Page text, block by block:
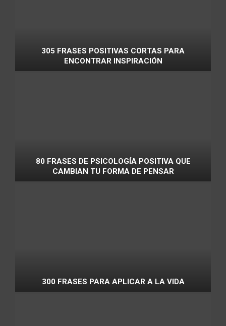
305 FRASES POSITIVAS CORTAS PARA
ENCONTRAR INSPIRACIÓN
80 FRASES DE PSICOLOGÍA POSITIVA QUE
CAMBIAN TU FORMA DE PENSAR
300 FRASES PARA APLICAR A LA VIDA